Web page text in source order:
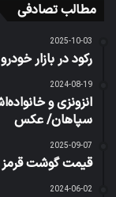
مطالب تصادفی
2025-10-03
رکود در بازار
2024-08-19
انزونزی و
سپاهان/ عکس
2025-09-07
قیمت گوشت قرمز امروز 16 شهریور
2024-06-02